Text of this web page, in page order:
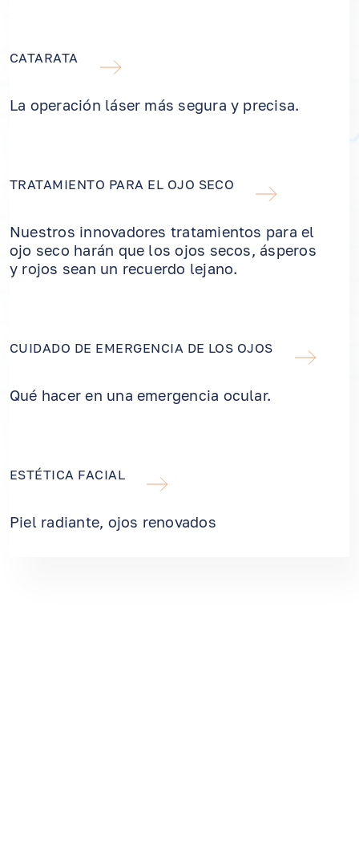
CATARATA
La operación láser más segura y precisa.
TRATAMIENTO PARA EL OJO SECO
Nuestros innovadores tratamientos para el
ojo seco harán que los ojos secos, ásperos
y rojos sean un recuerdo lejano.
CUIDADO DE EMERGENCIA DE LOS OJOS
Qué hacer en una emergencia ocular.
ESTÉTICA FACIAL
Piel radiante, ojos renovados